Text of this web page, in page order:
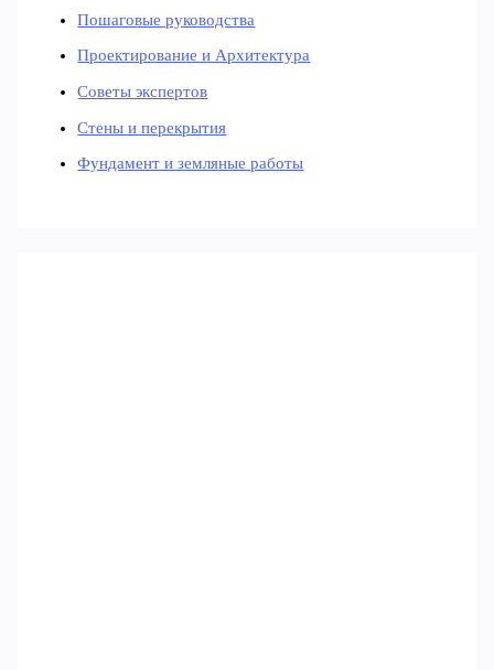
Пошаговые руководства
Проектирование и Архитектура
Советы экспертов
Стены и перекрытия
Фундамент и земляные работы